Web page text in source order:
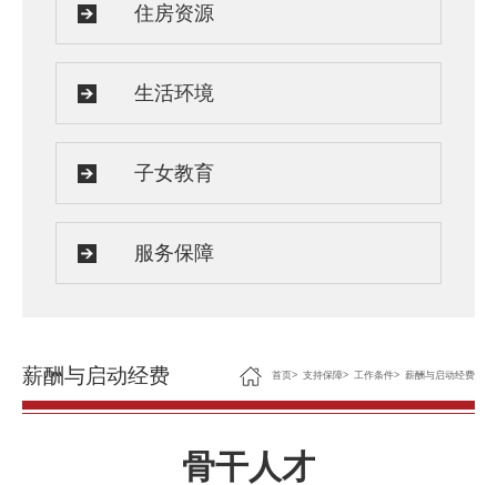
住房资源
生活环境
子女教育
服务保障
薪酬与启动经费 首页> 支持保障> 工作条件> 薪酬与启动经费
骨干人才